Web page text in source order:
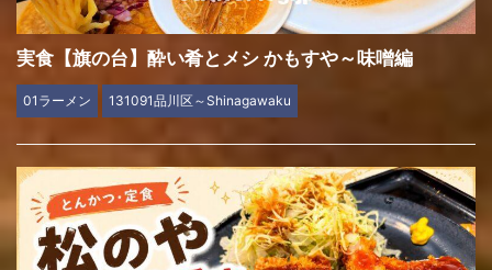
実食【旗の台】酔い肴とメシ かもすや～味噌編
01ラーメン 131091品川区～Shinagawaku